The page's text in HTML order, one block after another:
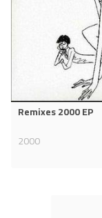
Remixes 2000 EP
2000